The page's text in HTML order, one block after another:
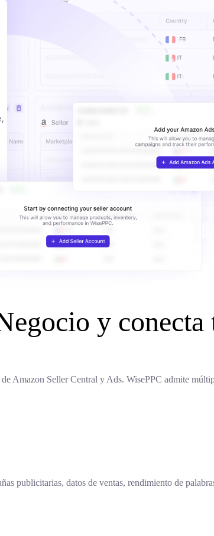
y conecta
Amazon Seller Central y Ads. WisePPC admite
publicitarias, datos de ventas, rendimiento de